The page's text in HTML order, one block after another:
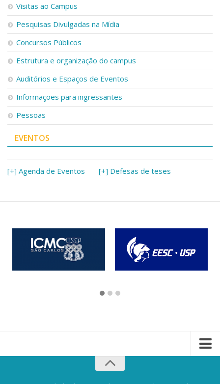
Visitas ao Campus
Pesquisas Divulgadas na Mídia
Concursos Públicos
Estrutura e organização do campus
Auditórios e Espaços de Eventos
Informações para ingressantes
Pessoas
EVENTOS
[+] Agenda de Eventos [+] Defesas de teses